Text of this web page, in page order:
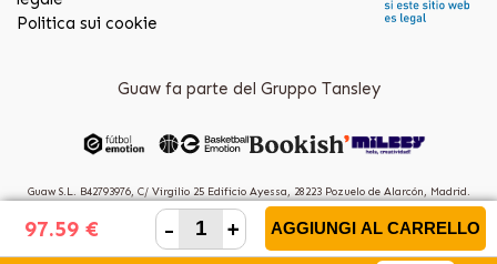
97.59 € - + AGGIUNGI AL CARRELLO
Politica sui cookie
Guaw fa parte del Gruppo Tansley
Guaw S.L. B42793976, C/ Virgilio 25 Edificio Ayessa, 28223 Pozuelo de Alarcón, Madrid.
(Spain)